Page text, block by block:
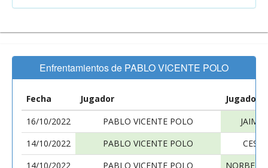
Enfrentamientos de PABLO VICENTE POLO
Fecha Jugador
Jugador
16/10/2022
PABLO VICENTE POLO
JAIME
14/10/2022
PABLO VICENTE POLO
14/10/2022
PABLO VICENTE POLO